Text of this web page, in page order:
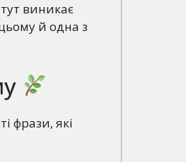
виникає
й одна з
фрази, які